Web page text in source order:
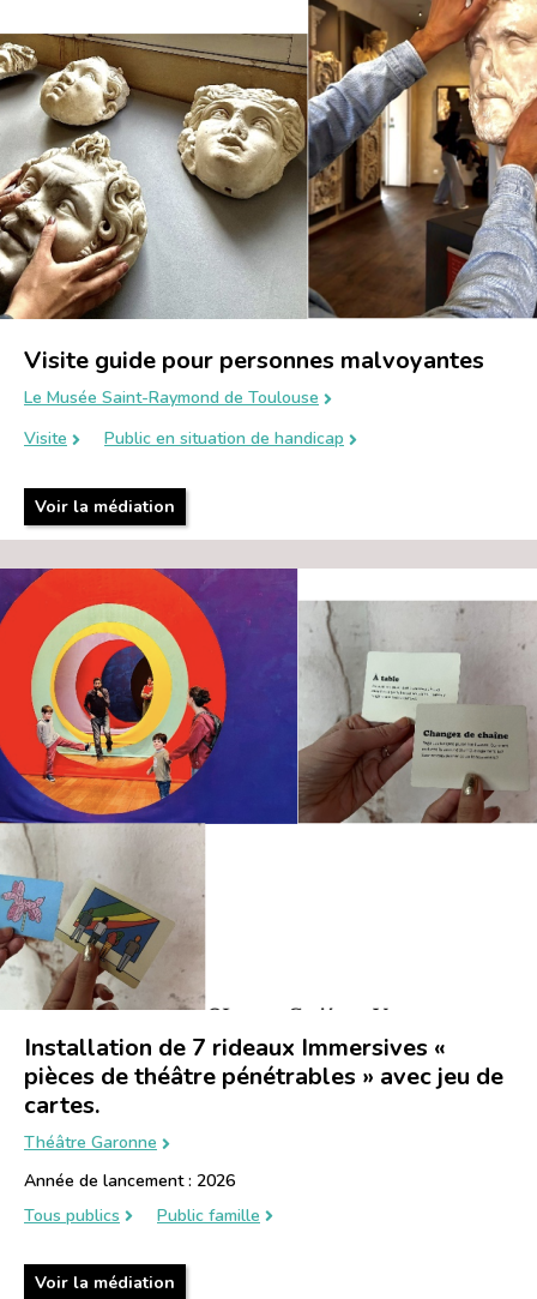
Visite guide pour personnes malvoyantes
Le Musée Saint-Raymond de Toulouse
Visite
Public en situation de handicap
Voir la médiation
Installation de 7 rideaux Immersives «
pièces de théâtre pénétrables » avec jeu de
cartes.
Théâtre Garonne
Année de lancement : 2026
Tous publics
Public famille
Voir la médiation